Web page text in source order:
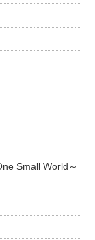
Small World～